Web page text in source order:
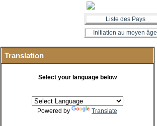
Liste des Pays
Initiation au moyen âge
Translation
Select your language below
Powered by Translate